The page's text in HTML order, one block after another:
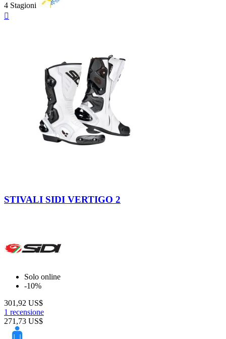
4 Stagioni

Bianco
STIVALI SIDI VERTIGO 2
Solo online
-10%
301,92 US$
1 recensione
271,73 US$